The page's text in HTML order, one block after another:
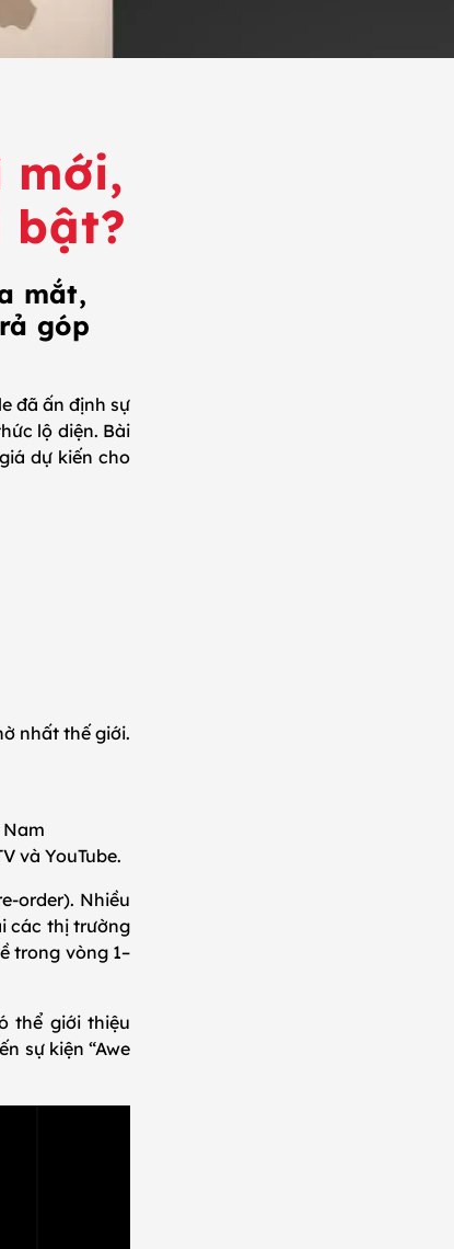
mới,
bật?
mắt,
góp
đã ấn định sự
lộ diện. Bài
dự kiến cho
nhất thế giới.
và YouTube.
order). Nhiều
các thị trường
trong vòng 1–
thể giới thiệu
sự kiện “Awe